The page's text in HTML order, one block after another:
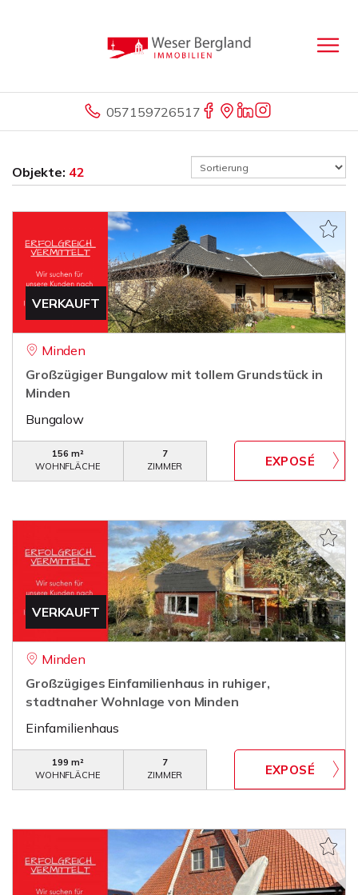
057159726517
Objekte: 42
VERKAUFT
Minden
Großzügiger Bungalow mit tollem Grundstück in
Minden
Bungalow
156 m²
WOHNFLÄCHE
7
ZIMMER
VERKAUFT
Minden
Großzügiges Einfamilienhaus in ruhiger,
stadtnaher Wohnlage von Minden
Einfamilienhaus
199 m²
WOHNFLÄCHE
7
ZIMMER